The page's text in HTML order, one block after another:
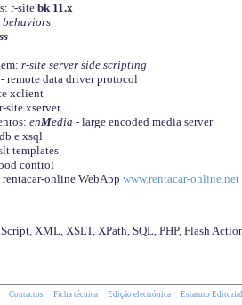
r-site bk 11.x
r-site server side scripting
remote data driver protocol
xclient
site xserver
enMedia - large encoded media server
e xsql
templates
control
online WebApp www.rentacar-online.net
XML, XSLT, XPath, SQL, PHP, Flash
Contactos Ficha técnica Edição electrónica Estatuto Editorial